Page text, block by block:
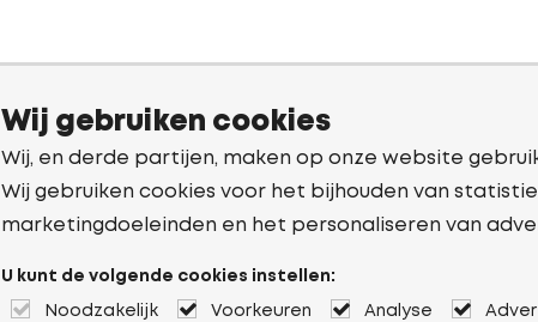
Wij gebruiken cookies
Wij, en derde partijen, maken op onze website
Wij gebruiken cookies voor het bijhouden van
marketingdoeleinden en het personaliseren van
U kunt de volgende cookies instellen:
Noodzakelijk Voorkeuren Analyse